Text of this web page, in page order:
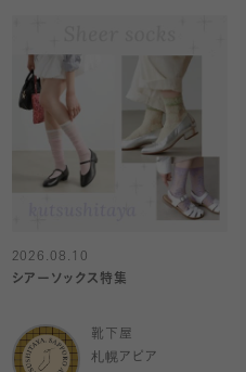
2026.08.10
シアーソックス特集
靴下屋
札幌アピア